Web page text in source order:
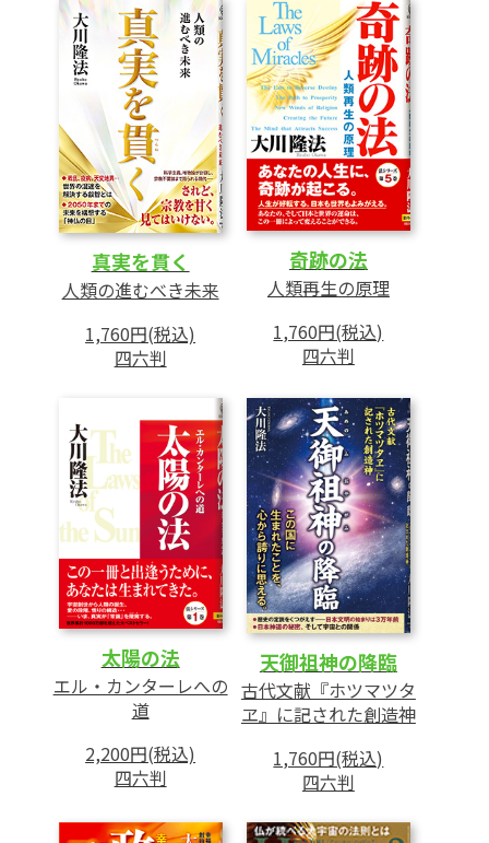
80 編集後記
81 プレゼント
82 トランプ氏の経済顧問が語る
円安志向と保護主義では日本は復活できな
い(Part 2)
「貿易黒字=善」は大いなる幻想
88 ニッポンの新常識 軍事学入門
90 宇宙人最深ファイル
92 大人の身だしなみ講座
94 Book
96 Movie
真実を貫く
人類の進むべき未来
1,760円(税込)
四六判
奇跡の法
人類再生の原理
1,760円(税込)
四六判
太陽の法
エル・カンターレへの
道
2,200円(税込)
四六判
天御祖神の降臨
古代文献『ホツマツタ
ヱ』に記された創造神
1,760円(税込)
四六判